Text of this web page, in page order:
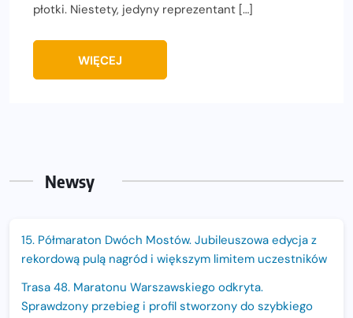
płotki. Niestety, jedyny reprezentant […]
WIĘCEJ
Newsy
15. Półmaraton Dwóch Mostów. Jubileuszowa edycja z
rekordową pulą nagród i większym limitem uczestników
Trasa 48. Maratonu Warszawskiego odkryta.
Sprawdzony przebieg i profil stworzony do szybkiego